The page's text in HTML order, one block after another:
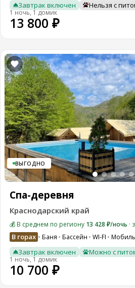
Завтрак включен Нельзя с
1 ночь, 1 домик
13 800 ₽
ВЫГОДНО
Спа-деревня
Краснодарский край
💰 В среднем по региону 13 428 ₽/ночь ·
В горах Баня Бассейн WI-FI
Завтрак включен Можно с
1 ночь, 1 домик
10 700 ₽